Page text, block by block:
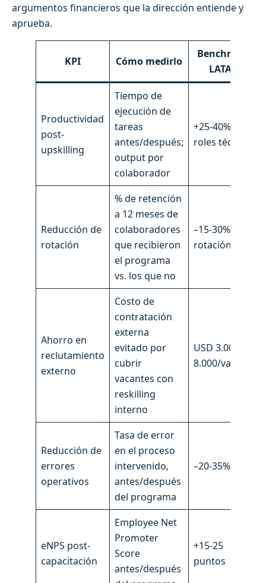
argumentos financieros que la dirección entiende y
aprueba.
KPI Cómo medirlo
Benchmark
LATAM
Productividad
post-
upskilling
Tiempo de
ejecución de
tareas
antes/después;
output por
colaborador
+25-40% en
roles técnicos
Reducción de
rotación
% de retención
a 12 meses de
colaboradores
que recibieron
el programa
vs. los que no
–15-30%
rotación
Ahorro en
reclutamiento
externo
Costo de
contratación
externa
evitado por
cubrir
vacantes con
reskilling
interno
USD 3.000-
8.000/vacante
Reducción de
errores
operativos
Tasa de error
en el proceso
intervenido,
antes/después
del programa
–20-35%
eNPS post-
capacitación
Employee Net
Promoter
Score
antes/después
+15-25
puntos